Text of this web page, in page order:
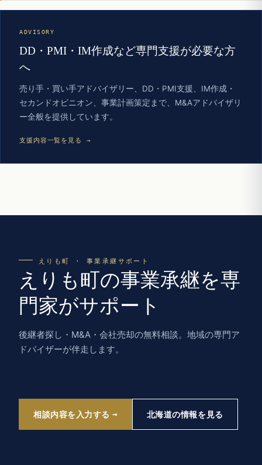
ADVISORY
DD・PMI・IM作成など専門支援が必要な方
へ
売り手・買い手アドバイザリー、DD・PMI支援、IM作成・
セカンドオピニオン、事業計画策定まで、M&Aアドバイザリ
ー全般を提供しています。
支援内容一覧を見る →
えりも町 · 事業承継サポート
えりも町の事業承継を専
門家がサポート
後継者探し・M&A・会社売却の無料相談。地域の専門ア
ドバイザーが伴走します。
相談内容を入力する 北海道の情報を見る